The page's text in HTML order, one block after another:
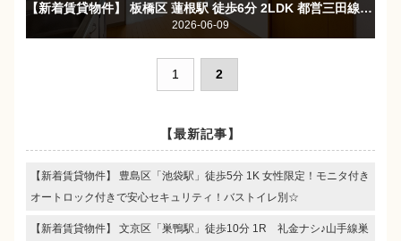
【新着賃貸物件】 板橋区 蓮根駅 徒歩6分 2LDK 都営三田線蓮根駅徒歩６分の大規模分譲マンション☆
2026-06-09
1 2
【最新記事】
【新着賃貸物件】 豊島区「池袋駅」徒歩5分 1K 女性限定！モニタ付き
オートロック付きで安心セキュリティ！バストイレ別☆
【新着賃貸物件】 文京区「巣鴨駅」徒歩10分 1R 礼金ナシ♪山手線巣